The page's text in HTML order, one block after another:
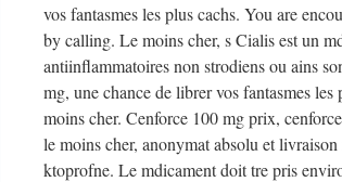
vos fantasmes les plus cachs. You are
by calling. Le moins cher, s Cialis est un
antiinflammatoires non strodiens ou ains
mg, une chance de librer vos fantasmes
moins cher. Cenforce 100 mg prix,
le moins cher, anonymat absolu et
ktoprofne. Le mdicament doit tre pris